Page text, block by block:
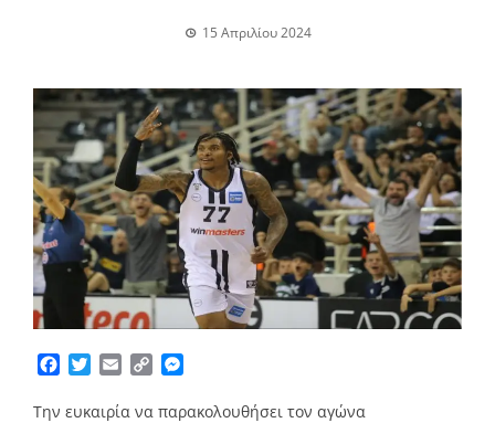
15 Απριλίου 2024
Facebook
TwitterEmailCopy
Την ευκαιρία να παρακολουθήσει τον αγώνα